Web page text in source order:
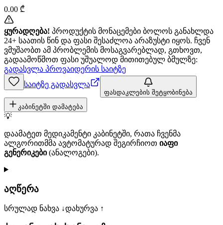
0.00 ₾
ყურადღება! პროდუქტის მონაცემები ბოლოს განახლდა
24+ საათის წინ და ფასი შესაძლოა არაზუსტი იყოს. ჩვენ
ვმუშაობთ ამ პრობლემის მოსაგვარებლად, გთხოვთ,
გადაამოწმოთ ფასი უშუალოდ მითითებულ ბმულზე:
გადასვლა პროვაიდერის საიტზე
საიტზე გადასვლა
ფასდაკლების შეტყობინება
კაბინეტში დამატება
💡
დაამატეთ მედიკამენტი კაბინეტში, რათა ჩვენმა
ალგორითმმა ავტომატურად შეგირჩიოთ იაფი
გენერიკები(ანალოგები).
აღწერა
სრულად ნახვა ↓დახურვა ↑